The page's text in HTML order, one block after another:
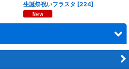
生誕祭祝いフラスタ [224]